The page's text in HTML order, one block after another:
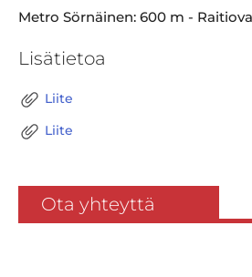
Metro Sörnäinen: 600 m -
Lisätietoa
Liite
Liite
Ota yhteyttä